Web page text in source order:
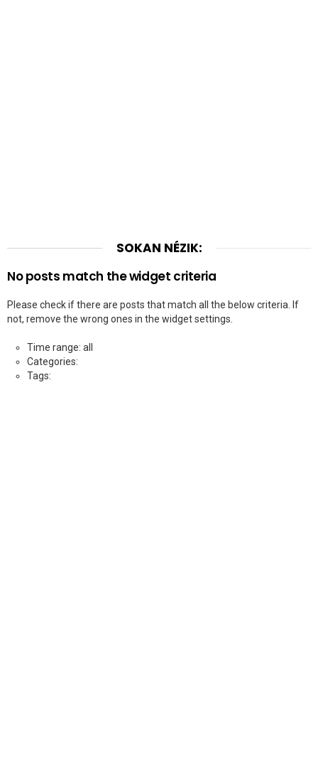
SOKAN NÉZIK:
No posts match the widget criteria
Please check if there are posts that match all the below criteria. If
not, remove the wrong ones in the widget settings.
Time range: all
Categories:
Tags: